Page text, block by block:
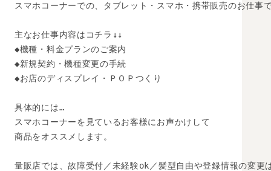
スマホコーナーでの、タブレット・スマホ・携帯販売のお仕事
主なお仕事内容はコチラ↓↓
◆機種・料金プランのご案内
◆新規契約・機種変更の手続
◆お店のディスプレイ・ＰＯＰつくり
具体的には…
スマホコーナーを見ているお客様にお声かけして
商品をオススメします。
量販店では、故障受付／未経験ok／髪型自由や登録情報の変更